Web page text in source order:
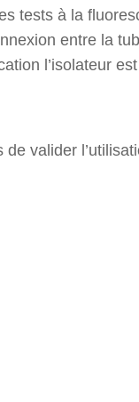
tests à la
entre la
l’isolateur
de valider